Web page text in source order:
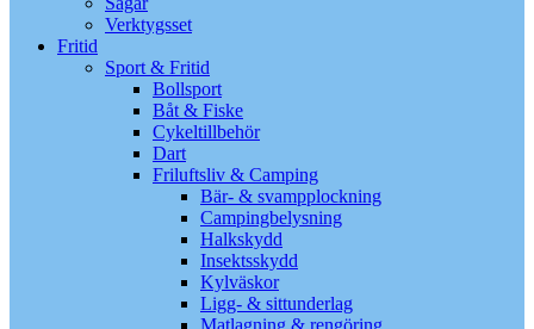
Verktygsset
Fritid
Sport & Fritid
Bollsport
Båt & Fiske
Cykeltillbehör
Dart
Friluftsliv & Camping
Bär- & svampplockning
Campingbelysning
Halkskydd
Insektsskydd
Kylväskor
Ligg- & sittunderlag
Matlagning & rengöring